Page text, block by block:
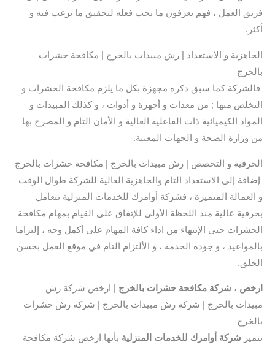
فريق العمل ، فهم يعرفون ما يجب فعله لتحقيق ما ترغب فيه و
أكثر.
الجاهزية و الاستعداد | رش مبيدات بالخرج | مكافحة حشرات
بالخرج
فالشركة كما سبق ذكره مجهزة بكل ما يلزم مكافحة الحشرات و
التخلص منها ; من معدات و أجهزة و أدوات ، و كذلك المبيدات و
المواد الكيميائية ذات الفاعلية العالية و الأمان التام و المصرح بها
من وزارة الصحة و الجهات المعنية.
الحرفية و التخصص | رش مبيدات بالخرج | مكافحة حشرات بالخرج
إضافة إلى الاستعداد التام والجاهزية العالية للشركة طوال الوقت
و العمالة المتميزة ، فشركة أوامرك للخدمات المنزلية تتعامل
بحرفية عالية منذ اللحظة الأولى للإتفاق على القيام بمهام مكافحة
الحشرات حتى الإنتهاء من اداء كافة المهام على أكمل وجه ، إلتزاما
بالمواعيد ، و جودة الخدمة ، و الألتزام التام في موقع العمل بحسن
الخلق.
ارخص ، شركة مكافحة حشرات بالخرج | ارخص شركة رش
مبيدات بالخرج | شركة رش مبيدات بالخرج | شركة رش حشرات
بالخرج
تتميز شركة أوامرك للخدمات المنزلية بأنها ارخص شركة مكافحة